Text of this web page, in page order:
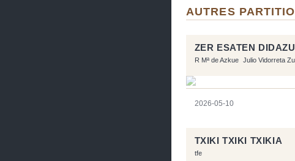
AUTRES
ZER ESATEN DIDAZU
R Mª de Azkue Julio Vidorreta
2026-05-10
TXIKI TXIKI TXIKIA
tfe